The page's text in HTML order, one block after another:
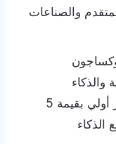
والصناعات
والذكاء
الاصطناعي — من أبرزها استثمار أولي بقيمة 5
الذكاء